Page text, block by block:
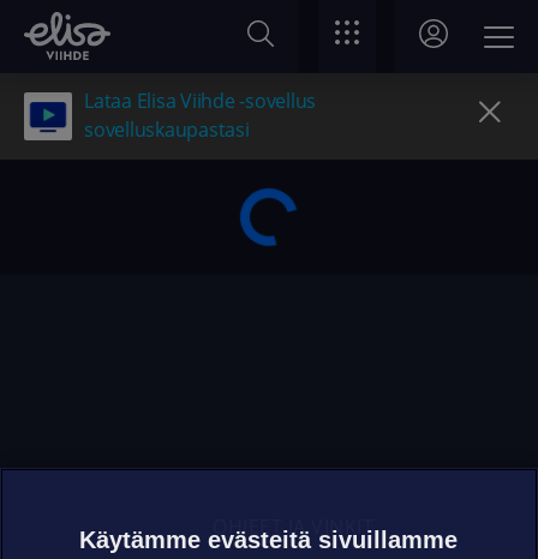
Lataa Elisa Viihde -sovellus
sovelluskaupastasi
OHJEET JA VINKIT
Käytämme evästeitä sivuillamme